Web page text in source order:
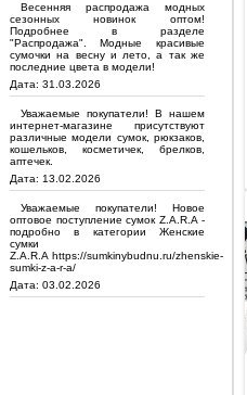
Весенняя распродажа модных
сезонных новинок оптом!
Подробнее в разделе
"Распродажа". Модные красивые
сумочки на весну и лето, а так же
последние цвета в модели!
Дата: 31.03.2026
Уважаемые покупатели! В нашем
интернет-магазине присутствуют
различные модели сумок, рюкзаков,
кошельков, косметичек, брелков,
аптечек.
Дата: 13.02.2026
Уважаемые покупатели! Новое
оптовое поступление сумок Z.A.R.A -
подробно в категории Женские
сумки
Z.A.R.A https://sumkinybudnu.ru/zhenskie-
sumki-z-a-r-a/
Дата: 03.02.2026